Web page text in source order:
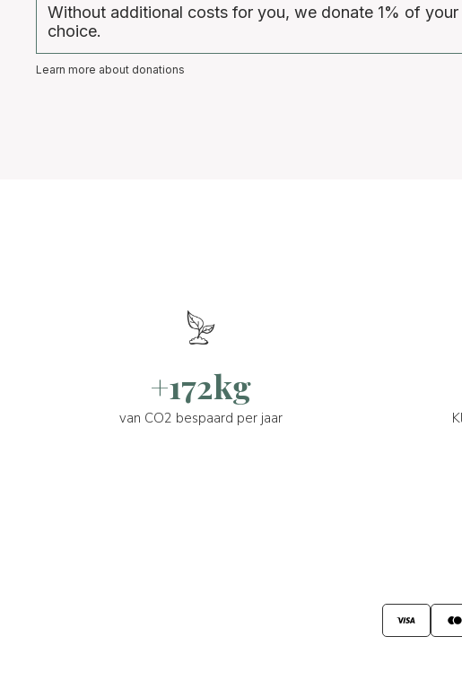
Without additional costs for you, we donate 1% of
choice.
Learn more about donations
+172kg
van CO2 bespaard per jaar